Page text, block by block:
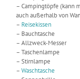
– Campingtöpfe (kann
auch außerhalb von
– Reisekissen
– Bauchtasche
– Allzweck-Messer
– Taschenlampe
– Stirnlampe
– Waschtasche